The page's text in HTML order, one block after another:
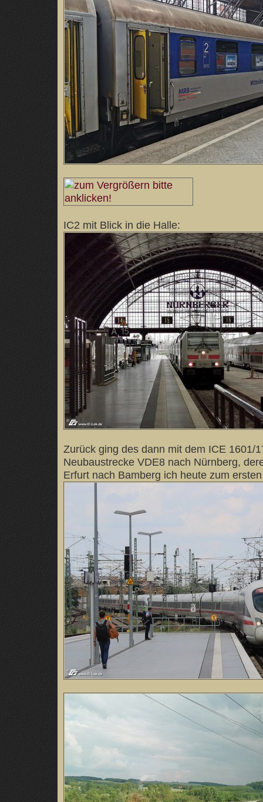
IC2 mit Blick in die Halle:
Zurück ging des dann mit dem ICE 1601/
Neubaustrecke VDE8 nach Nürnberg,
Erfurt nach Bamberg ich heute zum